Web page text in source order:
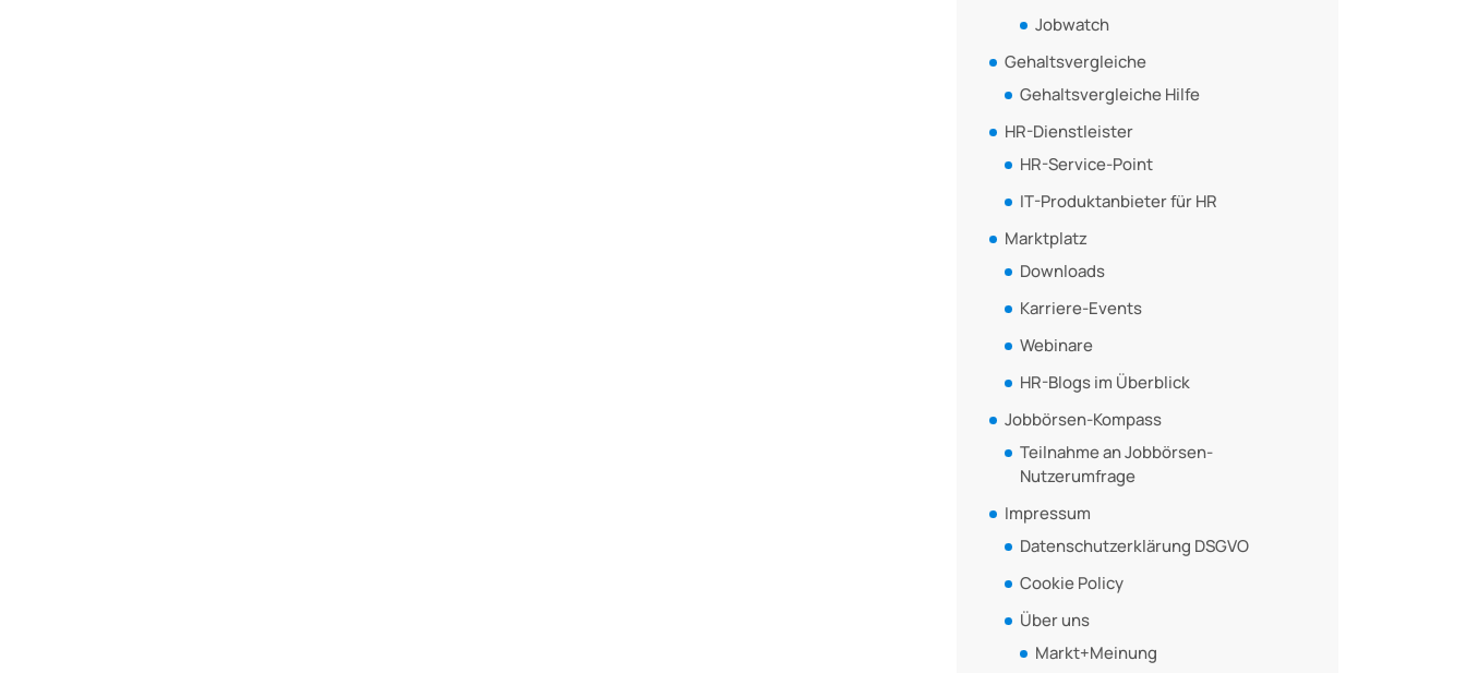
Jobwatch
Gehaltsvergleiche
Gehaltsvergleiche Hilfe
HR-Dienstleister
HR-Service-Point
IT-Produktanbieter für HR
Marktplatz
Downloads
Karriere-Events
Webinare
HR-Blogs im Überblick
Jobbörsen-Kompass
Teilnahme an Jobbörsen-
Nutzerumfrage
Impressum
Datenschutzerklärung DSGVO
Cookie Policy
Über uns
Markt+Meinung